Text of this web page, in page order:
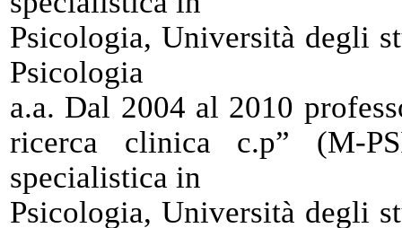
Psicologia, Università degli
Psicologia
a.a. Dal 2004 al 2010
ricerca clinica c.p” (M-
specialistica in
Psicologia, Università degli